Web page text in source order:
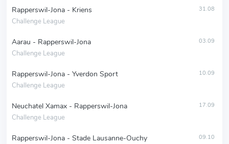
Rapperswil-Jona - Kriens
Challenge League
31.08
Aarau - Rapperswil-Jona
Challenge League
03.09
Rapperswil-Jona - Yverdon Sport
Challenge League
10.09
Neuchatel Xamax - Rapperswil-Jona
Challenge League
17.09
Rapperswil-Jona - Stade Lausanne-Ouchy 09.10